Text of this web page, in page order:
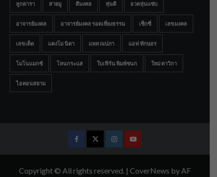
ลูกดารา สายมู สีมงคล หุ่นดี อวดหุ่นแซ่บ
อาจารย์มงคล อาจารย์มงคล รอดเที่ยงธรรม เซ็กซี่ เลขมงคล
เลขเด็ด แตงโม นิดา แพท ณปภา แอฟ ทักษอร
โมโนแมกซ์ โหนกระแส ใบเฟิร์น พิมพ์ชนก ใหม่ ดาวิกา
ไอคอนสยาม
FacebookTwitterInstagramYoutube
Copyright © All rights reserved. | CoverNews by AF